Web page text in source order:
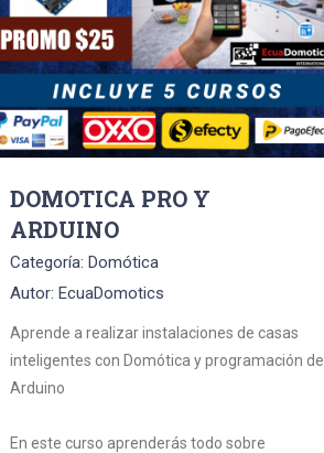
DOMOTICA PRO Y
ARDUINO
Categoría: Domótica
Autor: EcuaDomotics
Aprende a realizar instalaciones de casas
inteligentes con Domótica y programación de
Arduino
En este curso aprenderás todo sobre